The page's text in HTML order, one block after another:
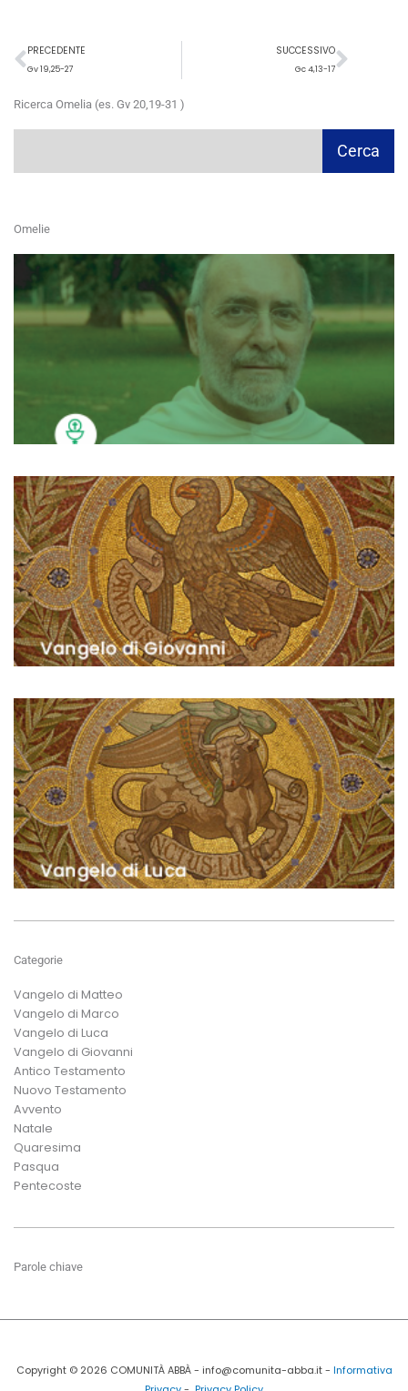
Precedente
PRECEDENTE
Gv 19,25-27
SUCCESSIVO
Gc 4,13-17
Ricerca Omelia (es. Gv 20,19-31 )
Cerca
Omelie
Categorie
Vangelo di Matteo
Vangelo di Marco
Vangelo di Luca
Vangelo di Giovanni
Antico Testamento
Nuovo Testamento
Avvento
Natale
Quaresima
Pasqua
Pentecoste
Parole chiave
Copyright © 2026 COMUNITÀ ABBÀ - info@comunita-abba.it - Informativa